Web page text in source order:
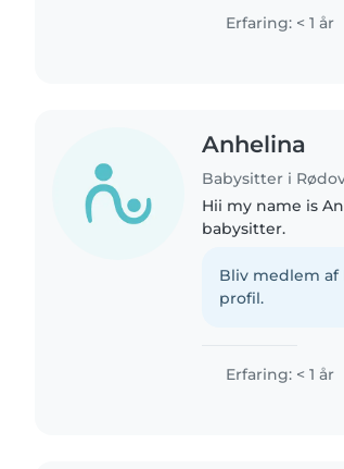
Jeg er ansvarlig,..
Erfaring: < 1 år
Anhelina
Babysitter i
Hii my name is
babysitter.
Bliv medlem
profil.
Erfaring: < 1 år